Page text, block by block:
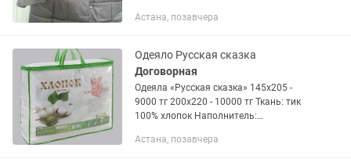
тенге,возможен торг,
Астана, позавчера
Одеяло Русская сказка
Договорная
Одеяла «Русская сказка» 145х205 -
9000 тг 200х220 - 10000 тг Ткань: тик
100% хлопок Наполнитель:
верблюжья шерсть, кукурузное
Астана, позавчера